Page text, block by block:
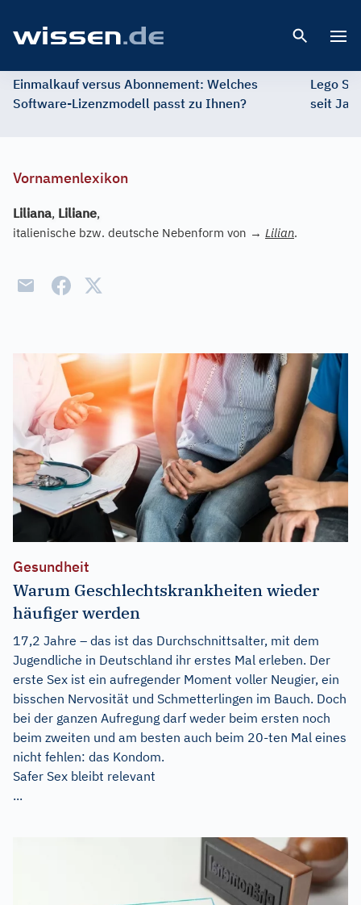
Einmalkauf versus Abonnement: Welches
Software-Lizenzmodell passt zu Ihnen?
Lego
seit
Vornamenlexikon
Liliana, Liliane,
italienische bzw. deutsche Nebenform von → Lilian.
Gesundheit
Warum Geschlechtskrankheiten wieder
häufiger werden
17,2 Jahre – das ist das Durchschnittsalter, mit dem
Jugendliche in Deutschland ihr erstes Mal erleben. Der
erste Sex ist ein aufregender Moment voller Neugier, ein
bisschen Nervosität und Schmetterlingen im Bauch. Doch
bei der ganzen Aufregung darf weder beim ersten noch
beim zweiten und am besten auch beim 20-ten Mal eines
nicht fehlen: das Kondom.
Safer Sex bleibt relevant
...